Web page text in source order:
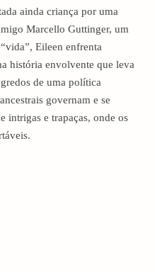
ainda criança por uma
Marcello Guttinger, um
Eileen enfrenta
história envolvente que leva
de uma política
governam e se
intrigas e trapaças, onde os